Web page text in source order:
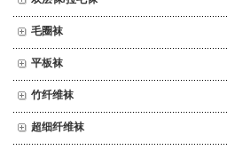
毛圈袜
平板袜
竹纤维袜
超细纤维袜